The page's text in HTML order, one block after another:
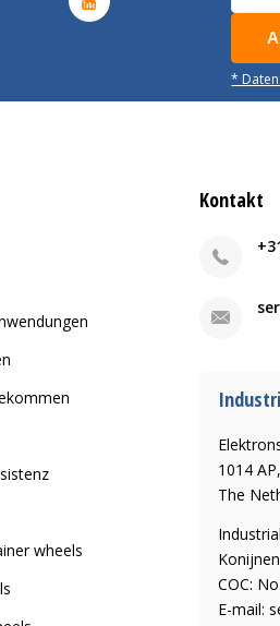
*
wheels
Kontakt
1014
The
COC:
E-mail: